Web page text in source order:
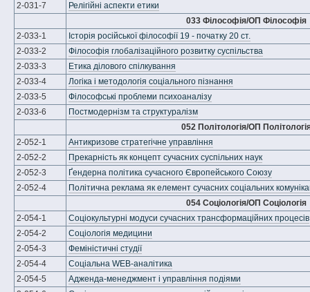
2-031-7
Релігійні аспекти етики
033 Філософія/ОП Філософія
2-033-1
Історія російської філософії 19 - початку 20 ст.
2-033-2
Філософія глобалізаційного розвитку суспільства
2-033-3
Етика ділового спілкування
2-033-4
Логіка і методологія соціального пізнання
2-033-5
Філософські проблеми психоаналізу
2-033-6
Постмодернізм та структуралізм
052 Політологія/ОП
2-052-1
Антикризове стратегічне управління
2-052-2
Прекарність як концепт сучасних суспільних наук
2-052-3
Ґендерна політика сучасного Європейського Союзу
2-052-4
Політична реклама як елемент сучасних соціальних
054 Соціологія/ОП Соціологія
2-054-1
Соціокультурні модуси сучасних трансформаційних процесів
2-054-2
Соціологія медицини
2-054-3
Феміністичні студії
2-054-4
Соціальна WEB-аналітика
2-054-5
Адженда-менеджмент і управління подіями